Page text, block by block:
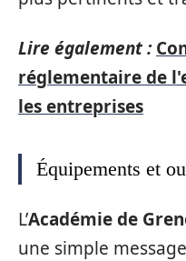
Lire également :
réglementaire de
les entreprises
Équipements et
L’Académie de
une simple